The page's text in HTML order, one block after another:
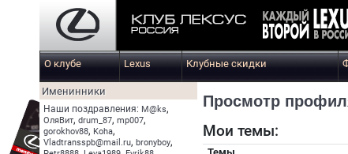
О клубе Lexus Клубные скидки
Именинники
Наши поздравления: M@ks,
ОляВит, drum_87, mp007,
gorokhov88, Koha,
Vladtransspb@mail.ru, bronyboy,
Просмотр
Мои темы: